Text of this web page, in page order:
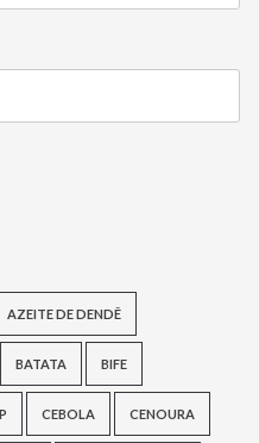
AZEITE DE DENDÊ
BATATA BIFE
CEBOLA CENOURA